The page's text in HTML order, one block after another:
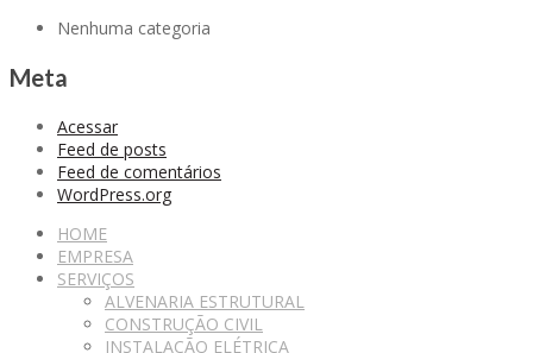
Nenhuma categoria
Meta
Acessar
Feed de posts
Feed de comentários
WordPress.org
HOME
EMPRESA
SERVIÇOS
ALVENARIA ESTRUTURAL
CONSTRUÇÃO CIVIL
INSTALAÇÃO ELÉTRICA